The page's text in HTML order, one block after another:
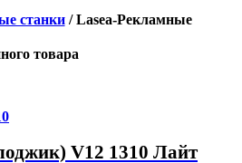
станки/ Lasea-Рекламные
товара
V12 1310 Лайт